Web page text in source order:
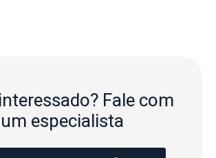
Fale com
um especialista